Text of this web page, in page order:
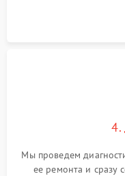
4.
Мы проведем
ее ремонта и сразу